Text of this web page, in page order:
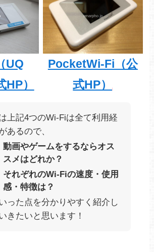
UQ
）
PocketWi-Fi（公
式HP）
上記4つのWi-Fiは全て利用経
あるので、
動画やゲームをするならオス
スメはどれか？
それぞれのWi-Fiの速度・使用
感・特徴は？
った点を分かりやすく紹介し
きたいと思います！